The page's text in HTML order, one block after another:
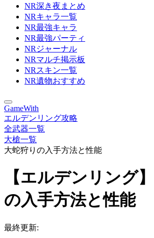
NR深き夜まとめ
NRキャラ一覧
NR最強キャラ
NR最強パーティ
NRジャーナル
NRマルチ掲示板
NRスキン一覧
NR遺物おすすめ
GameWith
エルデンリング攻略
全武器一覧
大槍一覧
大蛇狩りの入手方法と性能
【エルデンリング
の入手方法と性能
最終更新: